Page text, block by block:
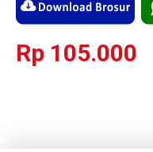
Rp 105.000